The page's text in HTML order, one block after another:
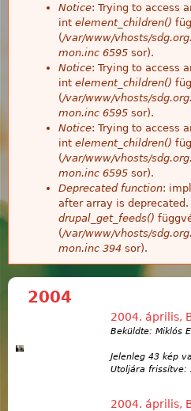
Notice: Trying to access
int element_children()
(/var/www/vhosts/
mon.inc 6595 sor).
Notice: Trying to access
int element_children()
(/var/www/vhosts/
mon.inc 6595 sor).
Notice: Trying to access
int element_children()
(/var/www/vhosts/
mon.inc 6595 sor).
Deprecated function:
after array is
drupal_get_feeds()
(/var/www/vhosts/
mon.inc 394 sor).
2004
2004. április,
Beküldte: Miklós
Jelenleg 43 kép
Utoljára frissítve:
2004. április,